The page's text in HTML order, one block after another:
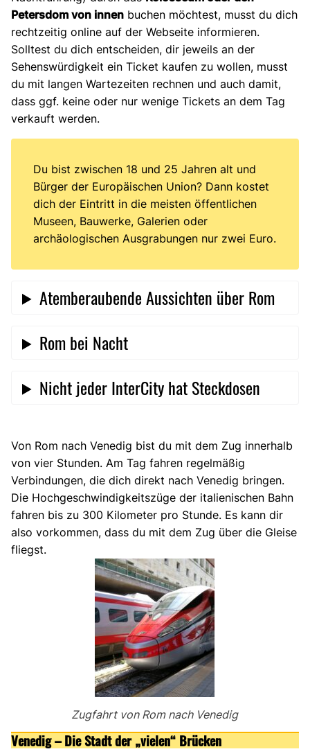
Petersdom von innen buchen möchtest, musst du dich
rechtzeitig online auf der Webseite informieren.
Solltest du dich entscheiden, dir jeweils an der
Sehenswürdigkeit ein Ticket kaufen zu wollen, musst
du mit langen Wartezeiten rechnen und auch damit,
dass ggf. keine oder nur wenige Tickets an dem Tag
verkauft werden.
Du bist zwischen 18 und 25 Jahren alt und
Bürger der Europäischen Union? Dann kostet
dich der Eintritt in die meisten öffentlichen
Museen, Bauwerke, Galerien oder
archäologischen Ausgrabungen nur zwei Euro.
Atemberaubende Aussichten über Rom
Rom bei Nacht
Nicht jeder InterCity hat Steckdosen
Von Rom nach Venedig bist du mit dem Zug innerhalb
von vier Stunden. Am Tag fahren regelmäßig
Verbindungen, die dich direkt nach Venedig bringen.
Die Hochgeschwindigkeitszüge der italienischen Bahn
fahren bis zu 300 Kilometer pro Stunde. Es kann dir
also vorkommen, dass du mit dem Zug über die Gleise
fliegst.
Zugfahrt von Rom nach Venedig
Venedig – Die Stadt der „vielen“ Brücken